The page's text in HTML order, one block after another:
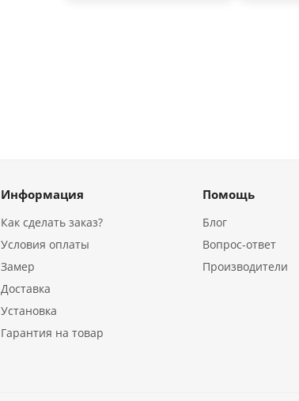
Информация
Как сделать заказ?
Условия оплаты
Замер
Доставка
Установка
Гарантия на товар
Помощь
Блог
Вопрос-ответ
Производители